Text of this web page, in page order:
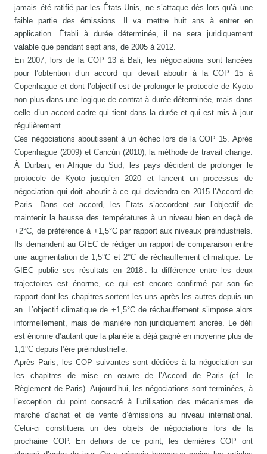
jamais été ratifié par les États-Unis, ne s’attaque dès lors qu’à une
faible partie des émissions. Il va mettre huit ans à entrer en
application. Établi à durée déterminée, il ne sera juridiquement
valable que pendant sept ans, de 2005 à 2012.
En 2007, lors de la COP 13 à Bali, les négociations sont lancées
pour l’obtention d’un accord qui devait aboutir à la COP 15 à
Copenhague et dont l’objectif est de prolonger le protocole de Kyoto
non plus dans une logique de contrat à durée déterminée, mais dans
celle d’un accord-cadre qui tient dans la durée et qui est mis à jour
régulièrement.
Ces négociations aboutissent à un échec lors de la COP 15. Après
Copenhague (2009) et Cancún (2010), la méthode de travail change.
À Durban, en Afrique du Sud, les pays décident de prolonger le
protocole de Kyoto jusqu’en 2020 et lancent un processus de
négociation qui doit aboutir à ce qui deviendra en 2015 l’Accord de
Paris. Dans cet accord, les États s’accordent sur l’objectif de
maintenir la hausse des températures à un niveau bien en deçà de
+2°C, de préférence à +1,5°C par rapport aux niveaux préindustriels.
Ils demandent au GIEC de rédiger un rapport de comparaison entre
une augmentation de 1,5°C et 2°C de réchauffement climatique. Le
GIEC publie ses résultats en 2018 : la différence entre les deux
trajectoires est énorme, ce qui est encore confirmé par son 6e
rapport dont les chapitres sortent les uns après les autres depuis un
an. L’objectif climatique de +1,5°C de réchauffement s’impose alors
informellement, mais de manière non juridiquement ancrée. Le défi
est énorme d’autant que la planète a déjà gagné en moyenne plus de
1,1°C depuis l’ère préindustrielle.
Après Paris, les COP suivantes sont dédiées à la négociation sur
les chapitres de mise en œuvre de l’Accord de Paris (cf. le
Règlement de Paris). Aujourd’hui, les négociations sont terminées, à
l’exception du point consacré à l’utilisation des mécanismes de
marché d’achat et de vente d’émissions au niveau international.
Celui-ci constituera un des objets de négociations lors de la
prochaine COP. En dehors de ce point, les dernières COP ont